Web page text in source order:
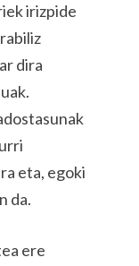
irizpide
dira
eta, egoki
da.
ere